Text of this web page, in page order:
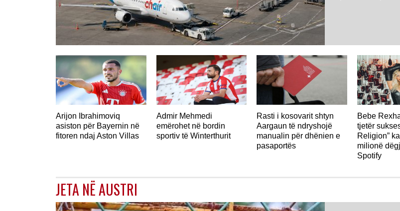
Arijon Ibrahimoviq
asiston për Bayernin në
fitoren ndaj Aston Villas
ZVICËR
Admir Mehmedi
emërohet në bordin
sportiv të Winterthurit
Rasti i kosovarit shtyn
Aargaun të ndryshojë
manualin për dhënien e
pasaportës
Bebe
tjetër
Religion”
milionë
Spotify
JETA NË AUSTRI